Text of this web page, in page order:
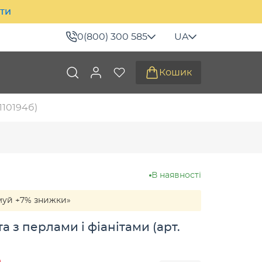
0(800) 300 585 UA
Кошик
В наявності
+7% знижки»
з перлами і фіанітами (арт.